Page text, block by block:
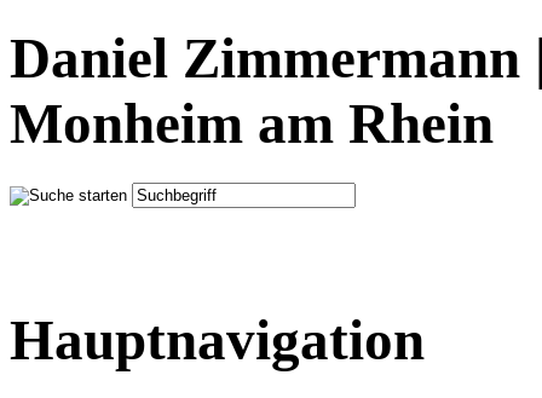
Daniel Zimmermann
Monheim am Rhein
Hauptnavigation